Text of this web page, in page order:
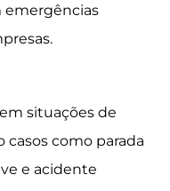
situações de
como parada
e acidente